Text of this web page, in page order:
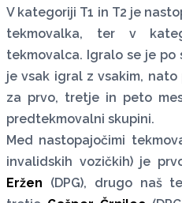
V kategoriji T1 in T2 je
tekmovalka, ter v
tekmovalca. Igralo se je po
je vsak igral z vsakim,
za prvo, tretje in peto
predtekmovalni skupini.
Med nastopajočimi
invalidskih vozičkih) je
Eržen (DPG), drugo naš